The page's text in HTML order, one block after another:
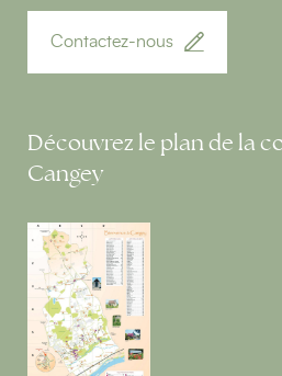
Contactez-nous
Découvrez le plan de la
Cangey